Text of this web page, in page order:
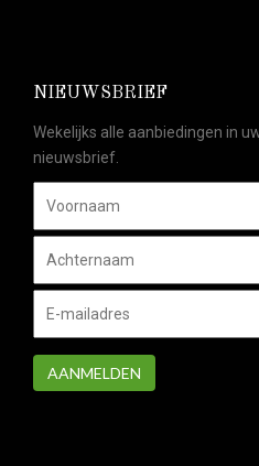
NIEUWSBRIEF
Wekelijks alle aanbiedingen in
nieuwsbrief.
AANMELDEN